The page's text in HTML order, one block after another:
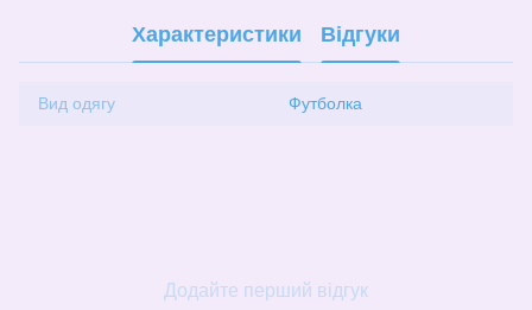
Характеристики Відгуки
Вид одягу Футболка
Додайте перший відгук